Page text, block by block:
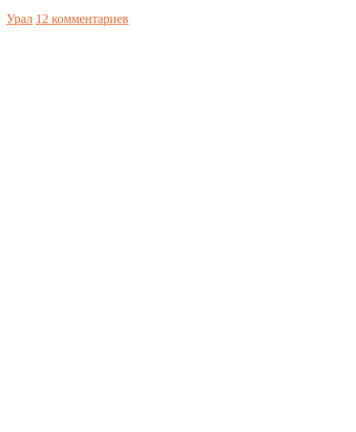
Урал 12 комментариев